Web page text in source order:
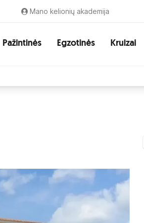
Mano kelionių akademija
Pažintinės Egzotinės Kruizai